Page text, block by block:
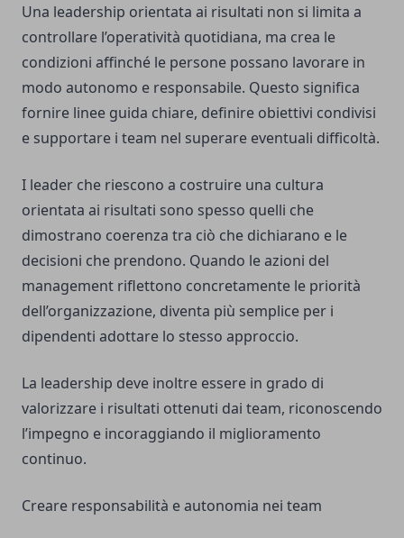
Una leadership orientata ai risultati non si limita a
controllare l’operatività quotidiana, ma crea le
condizioni affinché le persone possano lavorare in
modo autonomo e responsabile. Questo significa
fornire linee guida chiare, definire obiettivi condivisi
e supportare i team nel superare eventuali difficoltà.
I leader che riescono a costruire una cultura
orientata ai risultati sono spesso quelli che
dimostrano coerenza tra ciò che dichiarano e le
decisioni che prendono. Quando le azioni del
management riflettono concretamente le priorità
dell’organizzazione, diventa più semplice per i
dipendenti adottare lo stesso approccio.
La leadership deve inoltre essere in grado di
valorizzare i risultati ottenuti dai team, riconoscendo
l’impegno e incoraggiando il miglioramento
continuo.
Creare responsabilità e autonomia nei team